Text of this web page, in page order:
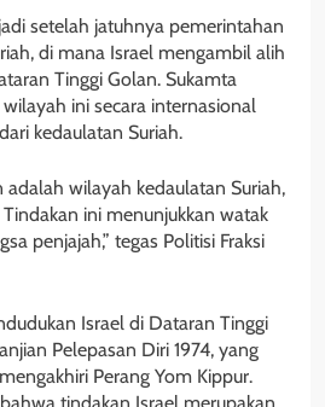
setelah jatuhnya pemerintahan
di mana Israel mengambil alih
Tinggi Golan. Sukamta
ini secara internasional
kedaulatan Suriah.
adalah wilayah kedaulatan Suriah,
ini menunjukkan watak
penjajah,” tegas Politisi Fraksi
Israel di Dataran Tinggi
Pelepasan Diri 1974, yang
Perang Yom Kippur.